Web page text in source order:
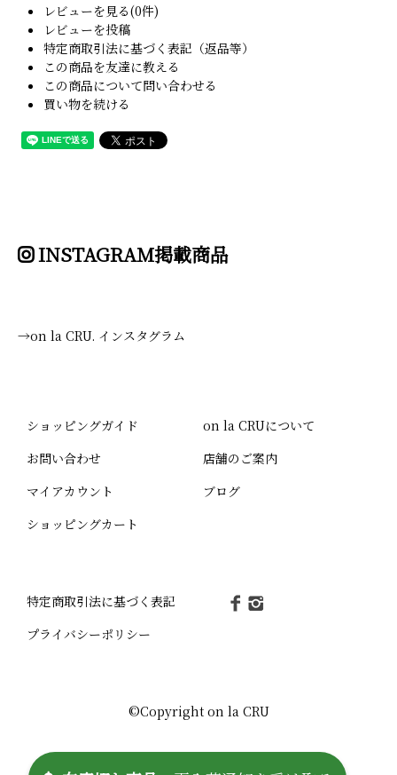
レビューを見る(0件)
レビューを投稿
特定商取引法に基づく表記（返品等）
この商品を友達に教える
この商品について問い合わせる
買い物を続ける
INSTAGRAM掲載商品
→on la CRU. インスタグラム
ショッピングガイド
お問い合わせ
マイアカウント
ショッピングカート
on la CRUについて
店舗のご案内
ブログ
特定商取引法に基づく表記
プライバシーポリシー
©Copyright on la CRU